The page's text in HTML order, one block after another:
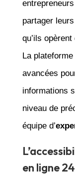
partager leurs
qu’ils
La
avancées
informations
niveau de
équipe d’
en ligne